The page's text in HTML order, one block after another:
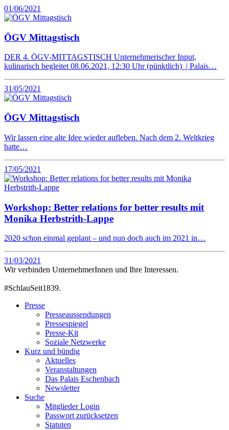
01/06/2021
ÖGV Mittagstisch
DER 4. ÖGV-MITTAGSTISCH Unternehmerischer Input,
kulinarisch begleitet 08.06.2021, 12:30 Uhr (pünktlich) | Palais…
31/05/2021
ÖGV Mittagstisch
Wir lassen eine alte Idee wieder aufleben. Nach dem 2. Weltkrieg
hatte…
17/05/2021
Workshop: Better relations for better results mit
Monika Herbstrith-Lappe
2020 schon einmal geplant – und nun doch auch im 2021 in…
31/03/2021
Wir verbinden UnternehmerInnen und Ihre Interessen.
#SchlauSeit1839.
Presse
Presseaussendungen
Pressespiegel
Presse-Kit
Soziale Netzwerke
Kurz und bündig
Aktuelles
Veranstaltungen
Das Palais Eschenbach
Newsletter
Suche
Mitglieder Login
Passwort zurücksetzen
Statuten